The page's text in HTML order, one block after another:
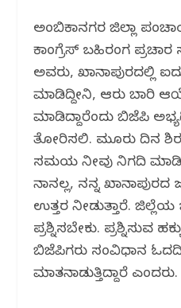
ಅಂಬಿಕಾನಗರ ಜಿಲ್ಲಾ
ಕಾಂಗ್ರೆಸ್ ಬಹಿರಂಗ
ಅವರು, ಖಾನಾಪುರದಲ್ಲಿ
ಮಾಡಿದ್ದೀನಿ, ಆರು ಬಾರಿ
ಮಾಡಿದ್ದಾರೆಂದು ಬಿಜೆಪಿ
ತೋರಿಸಲಿ. ಮೂರು ದಿನ
ಸಮಯ ನೀವು ನಿಗದಿ ಮಾಡಿ,
ನಾನಲ್ಲ, ನನ್ನ
ಉತ್ತರ ನೀಡುತ್ತಾರೆ.
ಪ್ರಶ್ನಿಸಬೇಕು. ಪ್ರಶ್ನಿಸುವ
ಬಿಜೆಪಿಗರು ಸಂವಿಧಾನ
ಮಾತನಾಡುತ್ತಿದ್ದಾರೆ ಎಂದರು.